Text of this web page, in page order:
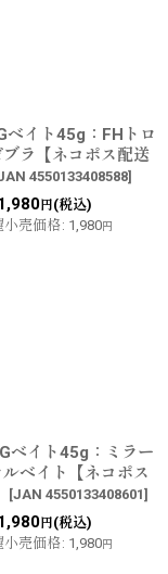
ベイト45g：FHトロ
ブラ【ネコポス配送
4550133408588]
円(税込)
小売価格: 1,980円
ベイト45g：ミラー
ベイト【ネコポス
[JAN 4550133408601]
円(税込)
小売価格: 1,980円